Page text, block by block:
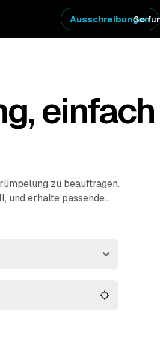
So
Ausschreibungen
einfach
zu beauftragen.
und erhalte passende
deiner Region. Ob